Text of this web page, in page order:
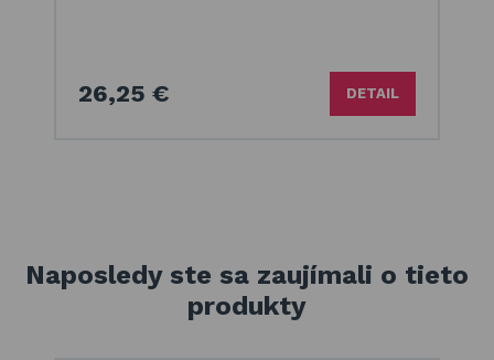
26,25 € DETAIL
Naposledy ste sa zaujímali o tieto
produkty